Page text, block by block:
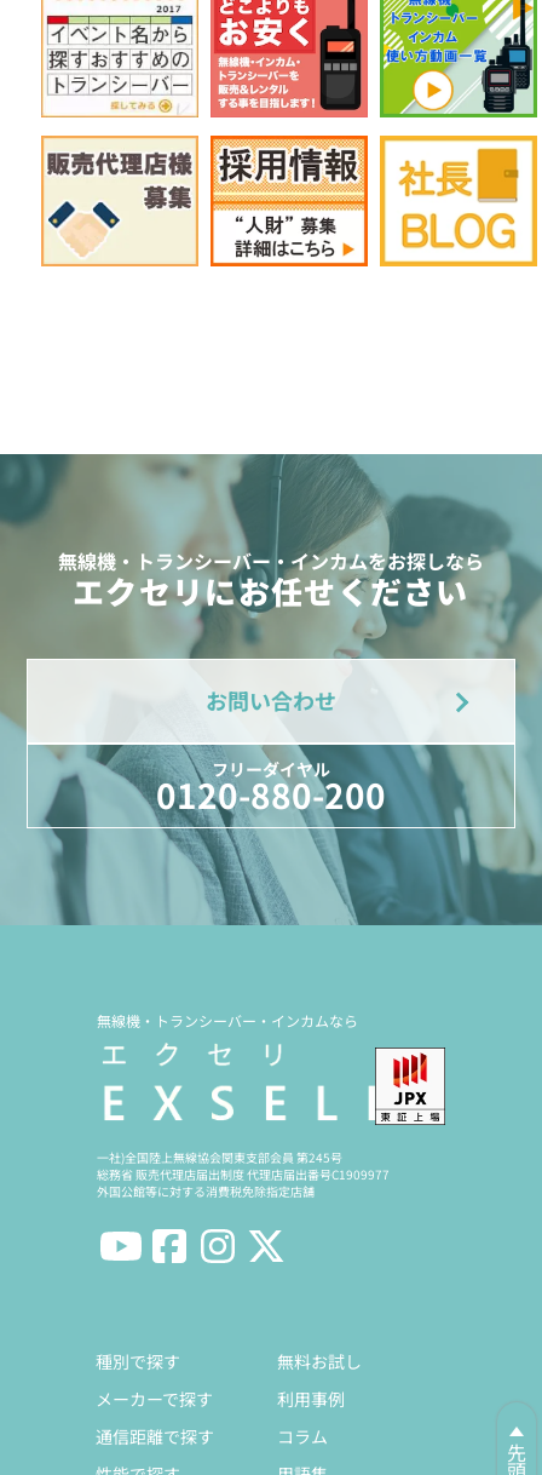
無線機・トランシーバー・インカムをお探しなら
エクセリにお任せください
お問い合わせ
フリーダイヤル
0120-880-200
無線機・トランシーバー・インカムなら
一社)全国陸上無線協会関東支部会員 第245号
総務省 販売代理店届出制度 代理店届出番号C1909977
外国公館等に対する消費税免除指定店舗
種別で探す
メーカーで探す
通信距離で探す
無料お試し
利用事例
コラム